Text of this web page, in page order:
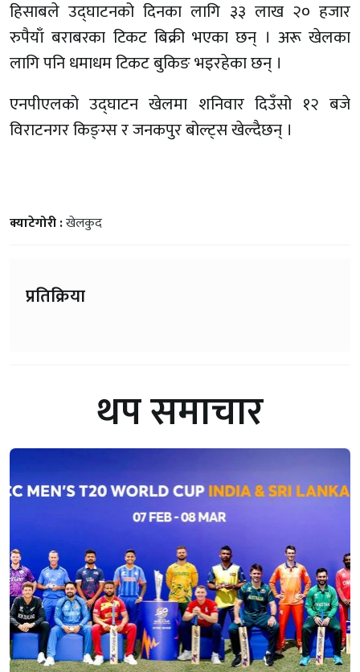
हिसाबले उद्घाटनको दिनका लागि ३३ लाख २० हजार
रुपैयाँ बराबरका टिकट बिक्री भएका छन् । अरू खेलका
लागि पनि धमाधम टिकट बुकिङ भइरहेका छन् ।
एनपीएलको उद्घाटन खेलमा शनिवार दिउँसो १२ बजे
विराटनगर किङ्ग्स र जनकपुर बोल्ट्स खेल्दैछन् ।
क्याटेगोरी :खेलकुद
प्रतिक्रिया
थप समाचार